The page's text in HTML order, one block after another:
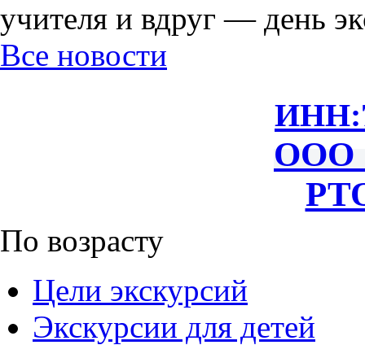
учителя и вдруг — день
Все новости
ИНН:
ООО
По возрасту
Цели экскурсий
Экскурсии для детей